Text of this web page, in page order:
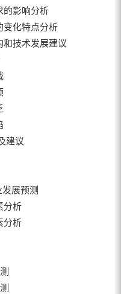
的影响分析
变化特点分析
和技术发展建议
建议
展预测
分析
分析